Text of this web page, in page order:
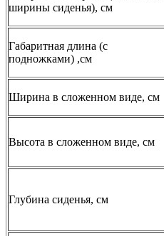
ширины сиденья), см
Габаритная длина (с
подножками) ,см
Ширина в сложенном виде, см
Высота в сложенном виде, см
Глубина сиденья, см